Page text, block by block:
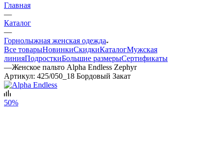
Главная
—
Каталог
—
Горнолыжная женская одежда
Все товарыНовинкиСкидкиКаталогМужская
линияПодросткиБольшие размерыСертификаты
—Женское пальто Alpha Endless Zephyr
Артикул: 425/050_18 Бордовый Закат
50%